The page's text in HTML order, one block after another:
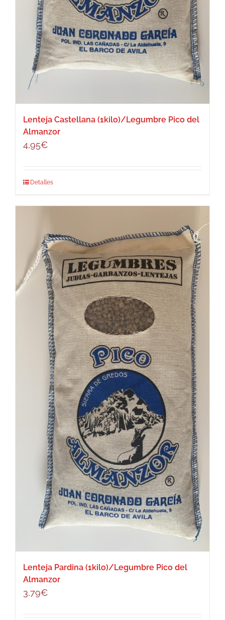
Lenteja Castellana (1kilo)/Legumbre Pico del
Almanzor
4,95€
Detalles
Lenteja Pardina (1kilo)/Legumbre Pico del
Almanzor
3,79€